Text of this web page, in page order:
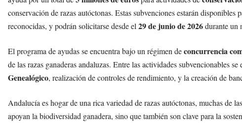
conservación de razas autóctonas. Estas subvenciones estarán
reconocidas, y podrán solicitarse desde el29 de junio de 2026durante un
El programa de ayudas se encuentra bajo un régimen deconcurrencia
de las razas ganaderas andaluzas. Entre las actividades subvencionables
Genealógico, realización de controles de rendimiento, y la creación de
Andalucía es hogar de una rica variedad de razas autóctonas, muchas de
apoyan la biodiversidad ganadera, sino que también son clave para la